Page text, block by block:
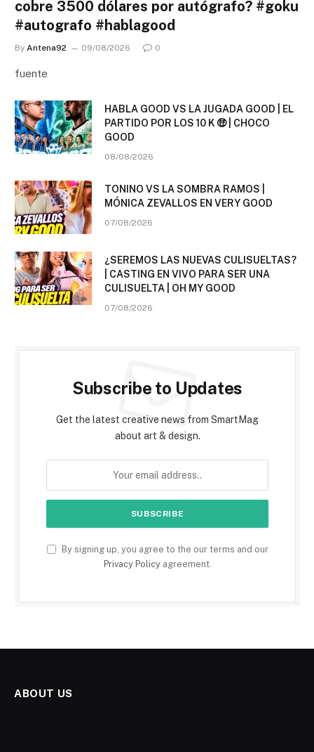
cobre 3500 dólares por autógrafo? #goku
#autografo #hablagood
By Antena92 09/08/2026 0
fuente
HABLA GOOD VS LA JUGADA GOOD | EL
PARTIDO POR LOS 10 K 🤑 | CHOCO
GOOD
08/08/2026
TONINO VS LA SOMBRA RAMOS |
MÓNICA ZEVALLOS EN VERY GOOD
07/08/2026
¿SEREMOS LAS NUEVAS CULISUELTAS?
| CASTING EN VIVO PARA SER UNA
CULISUELTA | OH MY GOOD
07/08/2026
Subscribe to Updates
Get the latest creative news from SmartMag
about art & design.
By signing up, you agree to the our terms and our
Privacy Policyagreement.
ABOUT US